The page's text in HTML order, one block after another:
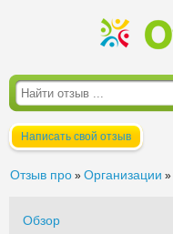
Написать свой отзыв
Отзыв про » Организации »
Обзор